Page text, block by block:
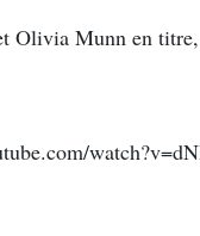
Olivia Munn en